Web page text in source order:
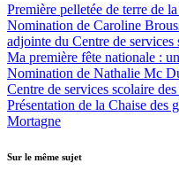
Première pelletée de terre de
Nomination de Caroline
adjointe du Centre de services
Ma première fête nationale :
Nomination de Nathalie Mc
Centre de services scolaire
Présentation de la Chaise des
Mortagne
Sur le même sujet